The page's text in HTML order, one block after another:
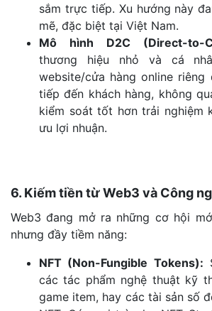
sắm trực tiếp. Xu hướng này
mẽ, đặc biệt tại Việt Nam.
Mô hình D2C (Direct-to-
thương hiệu nhỏ và cá
website/cửa hàng online riêng
tiếp đến khách hàng, không
kiểm soát tốt hơn trải nghiệm
ưu lợi nhuận.
6. Kiếm tiền từ Web3 và Công
Web3 đang mở ra những cơ hội
nhưng đầy tiềm năng:
NFT (Non-Fungible Tokens):
các tác phẩm nghệ thuật kỹ
game item, hay các tài sản số